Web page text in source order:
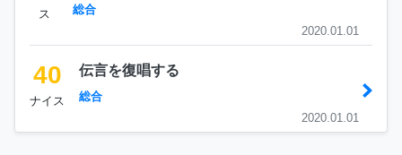
ス
総合
2020.01.01
40
ナイス
伝言を復唱する
総合
2020.01.01